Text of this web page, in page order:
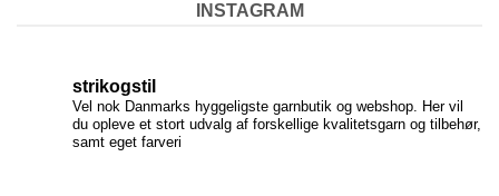
INSTAGRAM
strikogstil
Vel nok Danmarks hyggeligste garnbutik og webshop. Her vil
du opleve et stort udvalg af forskellige kvalitetsgarn og tilbehør,
samt eget farveri